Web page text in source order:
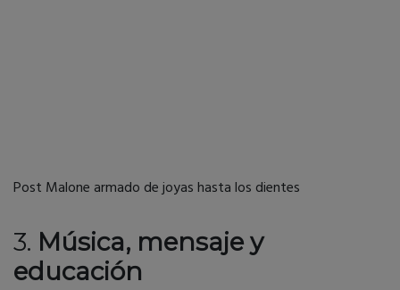
Post Malone armado de joyas hasta los dientes
3. Música, mensaje y
educación